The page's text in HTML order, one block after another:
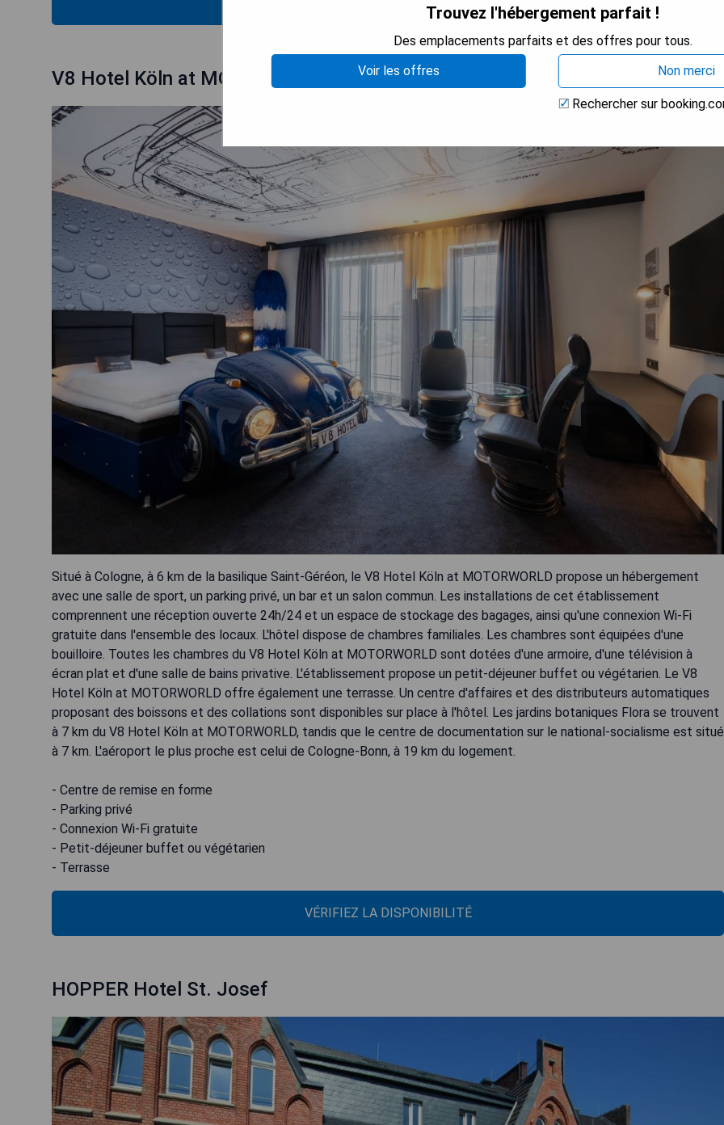
V8 Hotel Köln at MOTORWORLD
Situé à Cologne, à 6 km de la basilique Saint-Géréon, le V8 Hotel Köln at MOTORWORLD propose un hébergement
avec une salle de sport, un parking privé, un bar et un salon commun. Les installations de cet établissement
comprennent une réception ouverte 24h/24 et un espace de stockage des bagages, ainsi qu'une connexion Wi-Fi
gratuite dans l'ensemble des locaux. L'hôtel dispose de chambres familiales. Les chambres sont équipées d'une
bouilloire. Toutes les chambres du V8 Hotel Köln at MOTORWORLD sont dotées d'une armoire, d'une télévision à
écran plat et d'une salle de bains privative. L'établissement propose un petit-déjeuner buffet ou végétarien. Le V8
Hotel Köln at MOTORWORLD offre également une terrasse. Un centre d'affaires et des distributeurs automatiques
proposant des boissons et des collations sont disponibles sur place à l'hôtel. Les jardins botaniques Flora se trouvent
à 7 km du V8 Hotel Köln at MOTORWORLD, tandis que le centre de documentation sur le national-socialisme est situé
à 7 km. L'aéroport le plus proche est celui de Cologne-Bonn, à 19 km du logement.
- Centre de remise en forme
- Parking privé
- Connexion Wi-Fi gratuite
- Petit-déjeuner buffet ou végétarien
- Terrasse
VÉRIFIEZ LA DISPONIBILITÉ
HOPPER Hotel St. Josef
Trouvez l'hébergement parfait !
Des emplacements parfaits et des offres pour tous.
Voir les offres
Non merci
Rechercher sur